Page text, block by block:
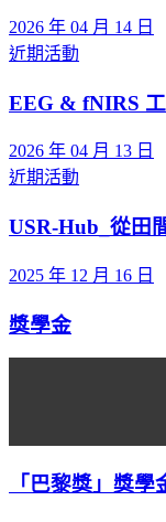
2026 年 04 月 14 日
近期活動
EEG & fNIRS
2026 年 04 月 13 日
近期活動
USR-Hub_從田
2025 年 12 月 16 日
獎學金
「巴黎獎」獎學